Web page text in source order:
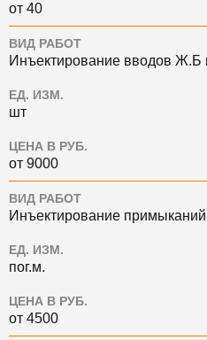
от 40
ВИД РАБОТ
Инъектирование вводов Ж.Б
ЕД. ИЗМ.
шт
ЦЕНА В РУБ.
от 9000
ВИД РАБОТ
Инъектирование примыканий
ЕД. ИЗМ.
пог.м.
ЦЕНА В РУБ.
от 4500